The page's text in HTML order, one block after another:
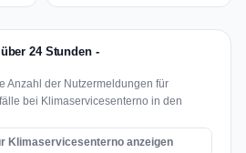
24 Stunden -
Anzahl der Nutzermeldungen für
bei Klimaservicesenterno in den
Klimaservicesenterno anzeigen